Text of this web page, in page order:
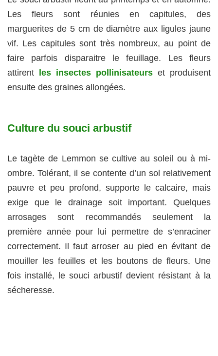
Les fleurs sont réunies en capitules, des
marguerites de 5 cm de diamètre aux ligules jaune
vif. Les capitules sont très nombreux, au point de
faire parfois disparaitre le feuillage. Les fleurs
attirent les insectes pollinisateurs et produisent
ensuite des graines allongées.
Culture du souci arbustif
Le tagète de Lemmon se cultive au soleil ou à mi-
ombre. Tolérant, il se contente d’un sol relativement
pauvre et peu profond, supporte le calcaire, mais
exige que le drainage soit important. Quelques
arrosages sont recommandés seulement la
première année pour lui permettre de s’enraciner
correctement. Il faut arroser au pied en évitant de
mouiller les feuilles et les boutons de fleurs. Une
fois installé, le souci arbustif devient résistant à la
sécheresse.